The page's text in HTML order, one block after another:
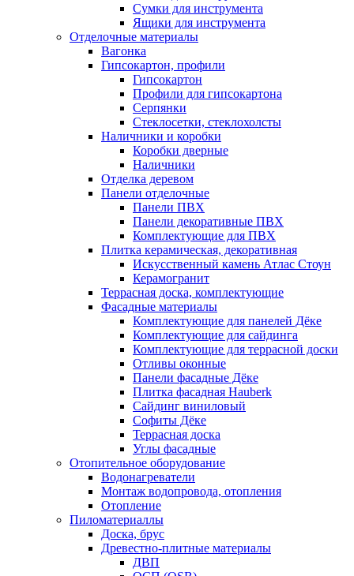
Сумки для инструмента
Ящики для инструмента
Отделочные материалы
Вагонка
Гипсокартон, профили
Гипсокартон
Профили для гипсокартона
Серпянки
Стеклосетки, стеклохолсты
Наличники и коробки
Коробки дверные
Наличники
Отделка деревом
Панели отделочные
Панели ПВХ
Панели декоративные ПВХ
Комплектующие для ПВХ
Плитка керамическая, декоративная
Искусственный камень Атлас Стоун
Керамогранит
Террасная доска, комплектующие
Фасадные материалы
Комплектующие для панелей Дёке
Комплектующие для сайдинга
Комплектующие для террасной доски
Отливы оконные
Панели фасадные Дёке
Плитка фасадная Hauberk
Сайдинг виниловый
Софиты Дёке
Террасная доска
Углы фасадные
Отопительное оборудование
Водонагреватели
Монтаж водопровода, отопления
Отопление
Пиломатериаллы
Доска, брус
Древестно-плитные материалы
ДВП